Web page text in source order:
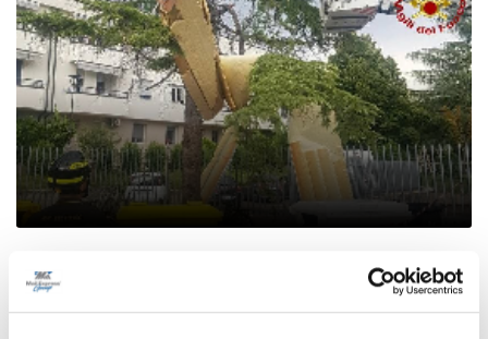
dell’alta tensione e restano in bilico su un
albero